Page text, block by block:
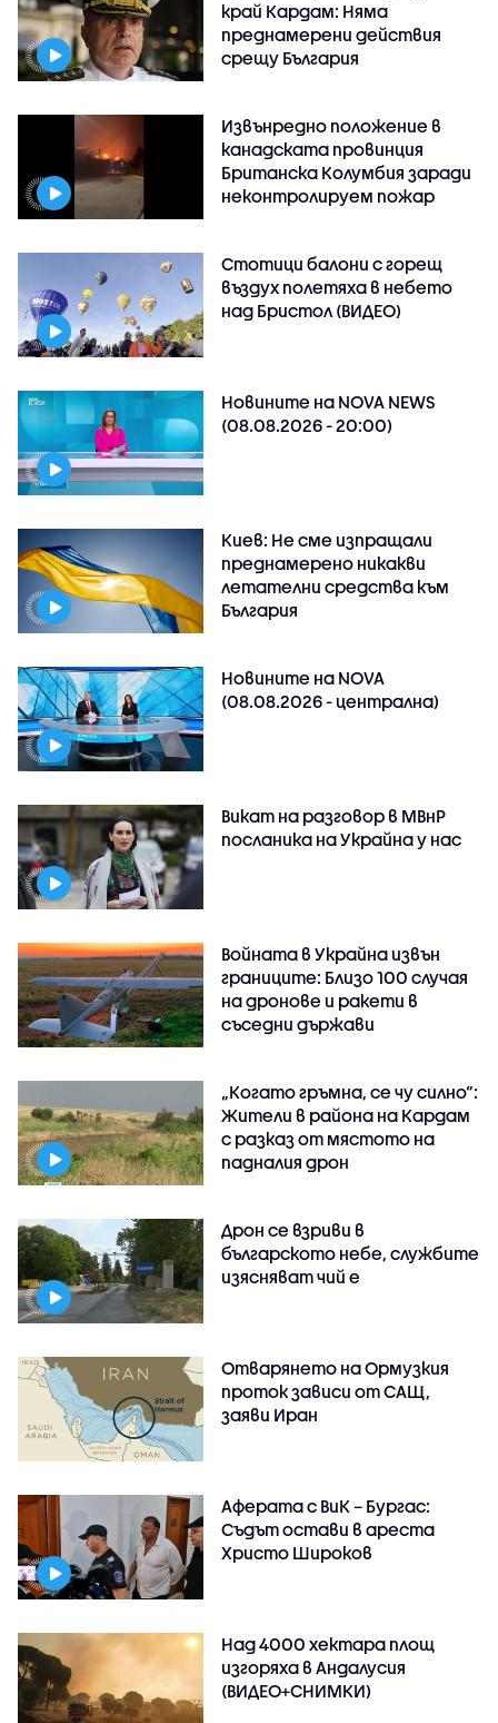
край Кардам: Няма
преднамерени действия
срещу България
Извънредно положение в
канадската провинция
Британска Колумбия заради
неконтролируем пожар
Стотици балони с горещ
въздух полетяха в небето
над Бристол (ВИДЕО)
Новините на NOVA NEWS
(08.08.2026 - 20:00)
Киев: Не сме изпращали
преднамерено никакви
летателни средства към
България
Новините на NOVA
(08.08.2026 - централна)
Викат на разговор в МВнР
посланика на Украйна у нас
Войната в Украйна извън
границите: Близо 100 случая
на дронове и ракети в
съседни държави
„Когато гръмна, се чу силно“:
Жители в района на Кардам
с разказ от мястото на
падналия дрон
Дрон се взриви в
българското небе, службите
изясняват чий е
Отварянето на Ормузкия
проток зависи от САЩ,
заяви Иран
Аферата с ВиК – Бургас:
Съдът остави в ареста
Христо Широков
Над 4000 хектара площ
изгоряха в Андалусия
(ВИДЕО+СНИМКИ)